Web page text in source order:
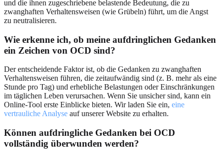
und die ihnen zugeschriebene belastende Bedeutung, die zu
zwanghaften Verhaltensweisen (wie Grübeln) führt, um die Angst
zu neutralisieren.
Wie erkenne ich, ob meine aufdringlichen Gedanken
ein Zeichen von OCD sind?
Der entscheidende Faktor ist, ob die Gedanken zu zwanghaften
Verhaltensweisen führen, die zeitaufwändig sind (z. B. mehr als eine
Stunde pro Tag) und erhebliche Belastungen oder Einschränkungen
im täglichen Leben verursachen. Wenn Sie unsicher sind, kann ein
Online-Tool erste Einblicke bieten. Wir laden Sie ein, eine
vertrauliche Analyse auf unserer Website zu erhalten.
Können aufdringliche Gedanken bei OCD
vollständig überwunden werden?